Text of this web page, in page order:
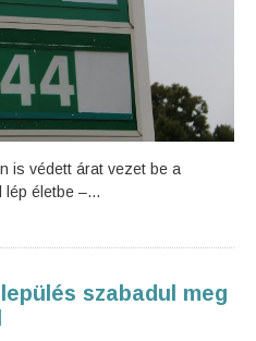
is védett árat vezet be a
lép életbe –...
szabadul meg